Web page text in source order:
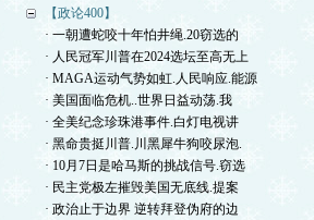
【政论400】
· 一朝遭蛇咬十年怕井绳.20窃选的
· 人民冠军川普在2024选坛至高无上
· MAGA运动气势如虹.人民响应.能源
· 美国面临危机..世界日益动荡.我
· 全美纪念珍珠港事件.白灯电视讲
· 黑命贵挺川普.川黑犀牛狗咬尿泡.
· 10月7日是哈马斯的挑战信号.窃选
· 民主党极左摧毁美国无底线.提案
· 政治止于边界 逆转拜登伪府的边